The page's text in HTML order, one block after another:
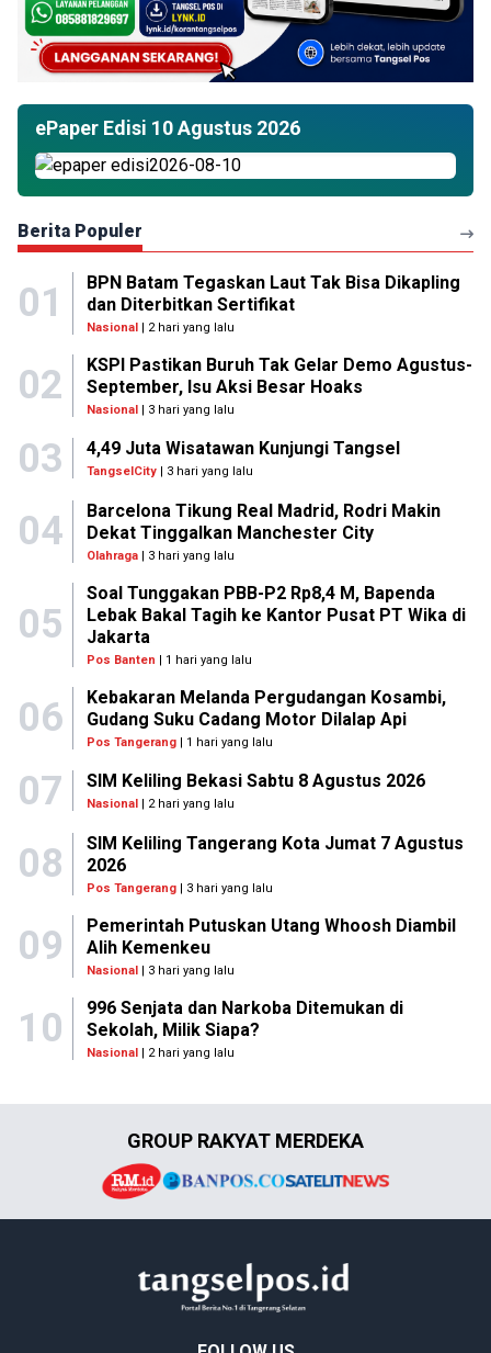
ePaper Edisi 10 Agustus 2026
Berita Populer
01
BPN Batam Tegaskan Laut Tak Bisa Dikapling
dan Diterbitkan Sertifikat
Nasional| 2 hari yang lalu
02
KSPI Pastikan Buruh Tak Gelar Demo Agustus-
September, Isu Aksi Besar Hoaks
Nasional| 3 hari yang lalu
03 4,49 Juta Wisatawan Kunjungi Tangsel
TangselCity | 3 hari yang lalu
04
Barcelona Tikung Real Madrid, Rodri Makin
Dekat Tinggalkan Manchester City
Olahraga| 3 hari yang lalu
05
Soal Tunggakan PBB-P2 Rp8,4 M, Bapenda
Lebak Bakal Tagih ke Kantor Pusat PT Wika di
Jakarta
Pos Banten | 1 hari yang lalu
06
Kebakaran Melanda Pergudangan Kosambi,
Gudang Suku Cadang Motor Dilalap Api
Pos Tangerang| 1 hari yang lalu
07 SIM Keliling Bekasi Sabtu 8 Agustus 2026
Nasional | 2 hari yang lalu
08
SIM Keliling Tangerang Kota Jumat 7 Agustus
2026
Pos Tangerang| 3 hari yang lalu
09
Pemerintah Putuskan Utang Whoosh Diambil
Alih Kemenkeu
Nasional| 3 hari yang lalu
10
996 Senjata dan Narkoba Ditemukan di
Sekolah, Milik Siapa?
Nasional| 2 hari yang lalu
GROUP RAKYAT MERDEKA